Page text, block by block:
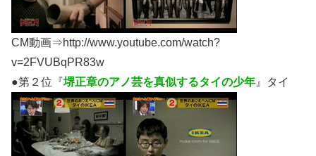
CM動画⇒http://www.youtube.com/watch?
v=2FVUBqPR83w
●第２位『堺正章のアノ芸を真似するタイの少年 』タイ